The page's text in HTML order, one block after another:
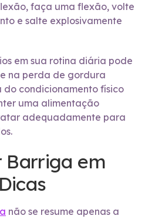
faça uma flexão, volte
e salte explosivamente
em sua rotina diária pode
na perda de gordura
do condicionamento físico
uma alimentação
adequadamente para
Barriga em
não se resume apenas a